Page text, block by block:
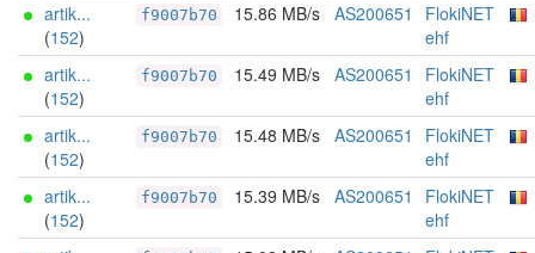
artik...
(152)
f9007b70 15.86 MB/s AS200651
FlokiNET
ehf
artik...
(152)
f9007b70 15.49 MB/s AS200651
FlokiNET
ehf
artik...
(152)
f9007b70 15.48 MB/s AS200651
FlokiNET
ehf
artik...
(152)
f9007b70 15.39 MB/s AS200651
FlokiNET
ehf